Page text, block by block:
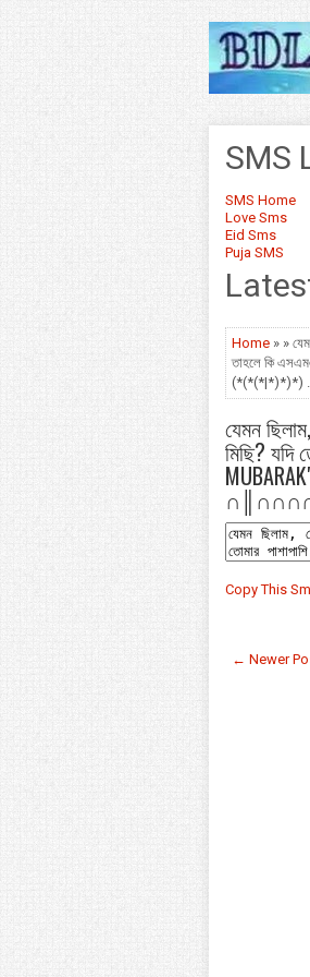
SMS
SMS Home
Love Sms
Eid Sms
Puja SMS
Home » »
তাহলে কি
(*(*(*|*)*)*)
যেমন
মিছি?
Copy This
← Newer